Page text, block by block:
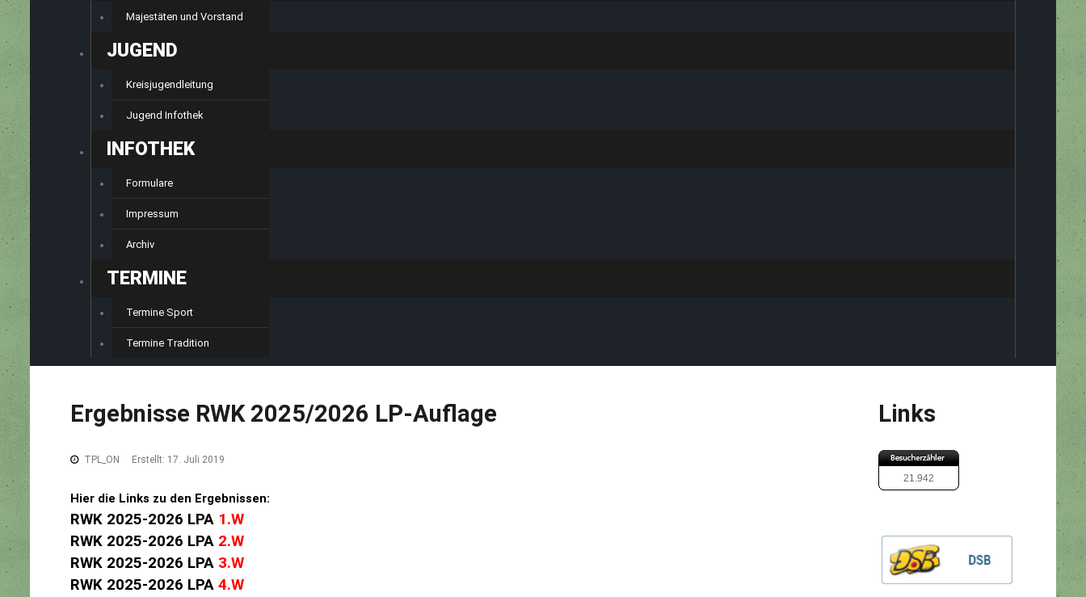
Majestäten und Vorstand
JUGEND
Kreisjugendleitung
Jugend Infothek
INFOTHEK
Formulare
Impressum
Archiv
TERMINE
Termine Sport
Termine Tradition
Ergebnisse RWK 2025/2026 LP-Auflage
TPL_ON Erstellt: 17. Juli 2019
Hier die Links zu den Ergebnissen:
RWK 2025-2026 LPA 1.W
RWK 2025-2026 LPA 2.W
RWK 2025-2026 LPA 3.W
RWK 2025-2026 LPA 4.W
Links
21.942